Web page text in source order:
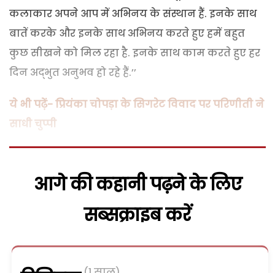
कलाकार अपने आप में अभिनय के संस्थान हैं. इनके साथ
बातें करके और इनके साथ अभिनय करते हुए हमें बहुत
कुछ सीखने को मिल रहा है. इनके साथ काम करते हुए हर
दिन अद्भुत अनुभव हो रहे हैं.’’
ये भी पढ़ें- प्रियंका चोपड़ा के सिगरेट विवाद पर परिणीती ने
साधी चुप्पी
आगे की कहानी पढ़ने के लिए
सब्सक्राइब करें